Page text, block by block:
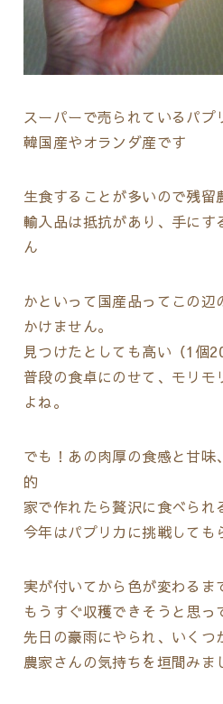
スーパーで売られているパプ
韓国産やオランダ産です
生食することが多いので残留
輸入品は抵抗があり、手にす
ん
かといって国産品ってこの
かけません。
見つけたとしても高い （1個
普段の食卓にのせて、モリモ
よね。
でも！あの肉厚の食感と甘
的
家で作れたら贅沢に食べら
今年はパプリカに挑戦しても
実が付いてから色が変わるま
もうすぐ収穫できそうと思っ
先日の豪雨にやられ、いくつ
農家さんの気持ちを垣間みま